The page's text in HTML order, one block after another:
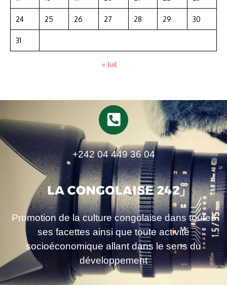
24 25 26 27 28 29 30
31
« Juil
+242 04 449 36 04
Promotion de la culture congolaise dans toutes
ses facettes ainsi que toute activité
socioéconomique allant dans le sens du
développement